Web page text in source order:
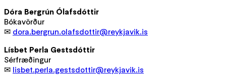
Dóra Bergrún Ólafsdóttir
Bókavörður
✉ dora.bergrun.olafsdottir@reykjavik.is
Lísbet Perla Gestsdóttir
Sérfræðingur
✉ lisbet.perla.gestsdottir@reykjavik.is